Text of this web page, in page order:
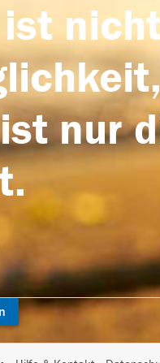
ist
nur